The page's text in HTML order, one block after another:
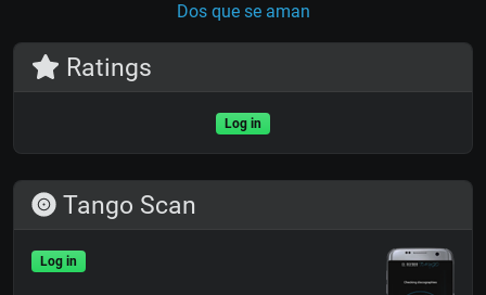
Dos que se aman
Ratings
Log in
Tango Scan
Log in